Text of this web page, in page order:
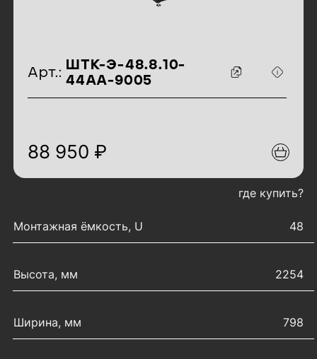
идентификаторы товара
Арт.:
ШТК-Э-48.8.10-
44АА-9005
88 950 ₽
где купить?
Монтажная ёмкость, U
48
Высота, мм 2254
Ширина, мм 798